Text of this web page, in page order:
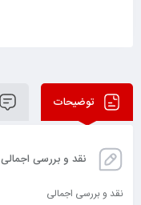
توضیحات
نقد و بررسی اجمالی
نقد و بررسی اجمالی